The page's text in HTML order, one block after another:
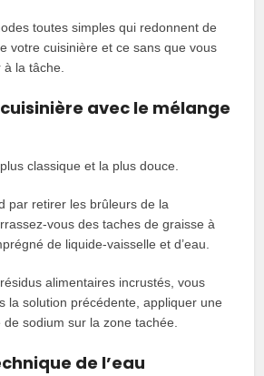
toutes simples qui redonnent de
votre cuisinière et ce sans que vous
à la tâche.
avec le mélange
classique et la plus douce.
par retirer les brûleurs de la
vous des taches de graisse à
de liquide-vaisselle et d’eau.
alimentaires incrustés, vous
la solution précédente, appliquer une
sodium sur la zone tachée.
de l’eau